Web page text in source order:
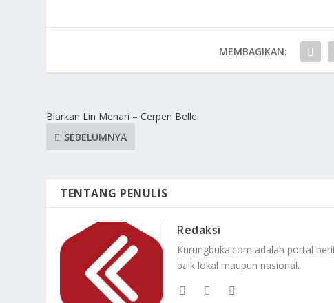
MEMBAGIKAN:
Biarkan Lin Menari – Cerpen Belle
SEBELUMNYA
TENTANG PENULIS
Redaksi
Kurungbuka.com adalah portal
baik lokal maupun nasional.